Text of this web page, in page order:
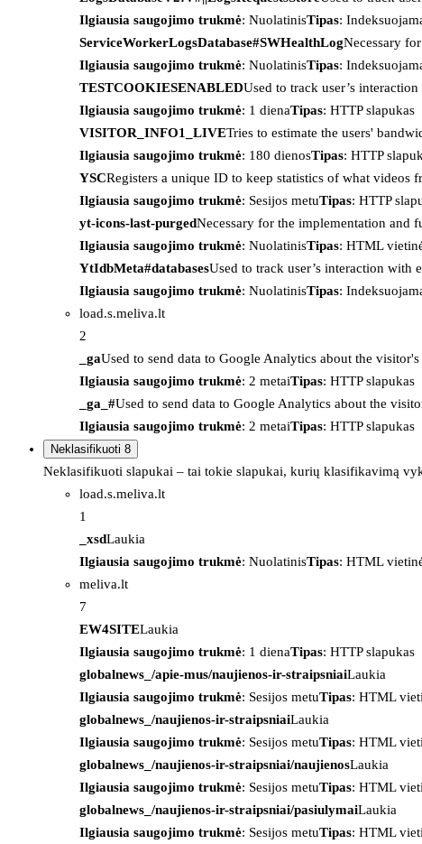
Ilgiausia saugojimo trukmė: NuolatinisTipas:
ServiceWorkerLogsDatabase#SWHealthLogNecessary
Ilgiausia saugojimo trukmė: NuolatinisTipas:
TESTCOOKIESENABLEDUsed to track user’s
Ilgiausia saugojimo trukmė: 1 dienaTipas: HTTP slapukas
VISITOR_INFO1_LIVETries to estimate the users'
Ilgiausia saugojimo trukmė: 180 dienosTipas: HTTP
YSCRegisters a unique ID to keep statistics of what videos
Ilgiausia saugojimo trukmė: Sesijos metuTipas: HTTP
yt-icons-last-purgedNecessary for the implementation and
Ilgiausia saugojimo trukmė: NuolatinisTipas: HTML
YtIdbMeta#databasesUsed to track user’s interaction with
Ilgiausia saugojimo trukmė: NuolatinisTipas:
load.s.meliva.lt
2
_gaUsed to send data to Google Analytics about the
Ilgiausia saugojimo trukmė: 2 metaiTipas: HTTP slapukas
_ga_#Used to send data to Google Analytics about the
Ilgiausia saugojimo trukmė: 2 metaiTipas: HTTP slapukas
Neklasifikuoti 8
Neklasifikuoti slapukai – tai tokie slapukai, kurių klasifikavimą
load.s.meliva.lt
1
_xsdLaukia
Ilgiausia saugojimo trukmė: NuolatinisTipas: HTML
meliva.lt
7
EW4SITELaukia
Ilgiausia saugojimo trukmė: 1 dienaTipas: HTTP slapukas
globalnews_/apie-mus/naujienos-ir-straipsniaiLaukia
Ilgiausia saugojimo trukmė: Sesijos metuTipas: HTML
globalnews_/naujienos-ir-straipsniaiLaukia
Ilgiausia saugojimo trukmė: Sesijos metuTipas: HTML
globalnews_/naujienos-ir-straipsniai/naujienosLaukia
Ilgiausia saugojimo trukmė: Sesijos metuTipas: HTML
globalnews_/naujienos-ir-straipsniai/pasiulymaiLaukia
Ilgiausia saugojimo trukmė: Sesijos metuTipas: HTML